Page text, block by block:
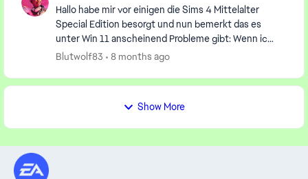
Hallo habe mir vor einigen die Sims 4 Mittelalter
Special Edition besorgt und nun bemerkt das es
unter Win 11 anscheinend Probleme gibt: Wenn ich
versuche zu starten lande ich nach ein paar
Blutwolf83 8 months ago
Show More